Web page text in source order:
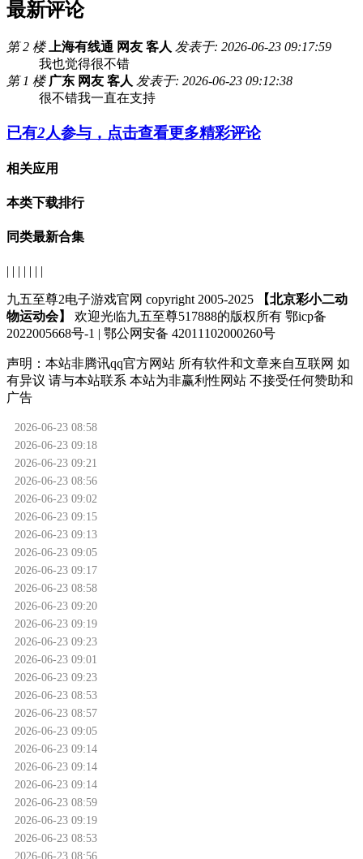
最新评论
第 2 楼 上海有线通 网友 客人 发表于: 2026-06-23 09:17:59
我也觉得很不错
第 1 楼 广东 网友 客人 发表于: 2026-06-23 09:12:38
很不错我一直在支持
已有2人参与，点击查看更多精彩评论
相关应用
本类下载排行
同类最新合集
| | | | | | |
九五至尊2电子游戏官网 copyright 2005-2025
【北京彩小二动
物运动会】
欢迎光临九五至尊517888的版权所有 鄂icp备
2022005668号-1 | 鄂公网安备 42011102000260号
声明： 本站非腾讯qq官方网站 所有软件和文章来自互联网 如
有异议 请与本站联系 本站为非赢利性网站 不接受任何赞助和
广告
2026-06-23 08:58
2026-06-23 09:18
2026-06-23 09:21
2026-06-23 08:56
2026-06-23 09:02
2026-06-23 09:15
2026-06-23 09:13
2026-06-23 09:05
2026-06-23 09:17
2026-06-23 08:58
2026-06-23 09:20
2026-06-23 09:19
2026-06-23 09:23
2026-06-23 09:01
2026-06-23 09:23
2026-06-23 08:53
2026-06-23 08:57
2026-06-23 09:05
2026-06-23 09:14
2026-06-23 09:14
2026-06-23 09:14
2026-06-23 08:59
2026-06-23 09:19
2026-06-23 08:53
2026-06-23 08:56